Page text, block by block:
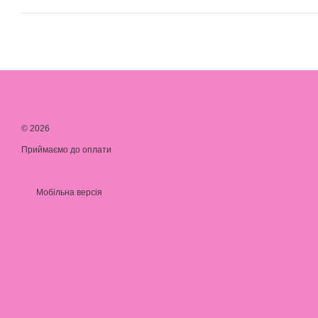
© 2026
Приймаємо до оплати
Мобільна версія